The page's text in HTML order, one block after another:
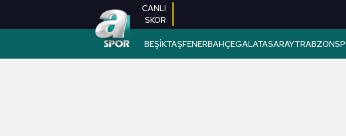
CANLI
SKOR
BEŞİKTAŞFENERBAHÇEGALATASARAY